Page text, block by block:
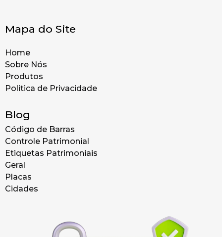
Mapa do Site
Home
Sobre Nós
Produtos
Politica de Privacidade
Blog
Código de Barras
Controle Patrimonial
Etiquetas Patrimoniais
Geral
Placas
Cidades